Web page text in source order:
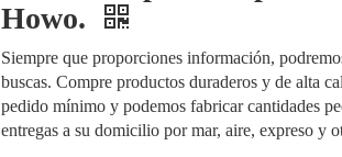
Howo.
Siempre que proporciones información,
buscas. Compre productos duraderos y de alta
pedido mínimo y podemos fabricar cantidades
entregas a su domicilio por mar, aire, expreso y